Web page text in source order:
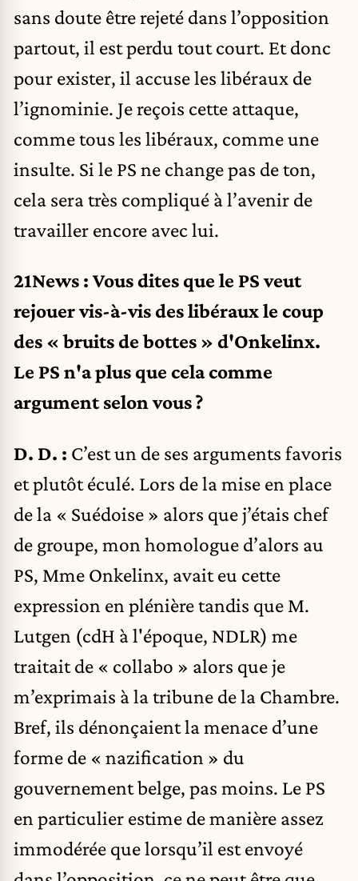
sans doute être rejeté dans l’opposition
partout, il est perdu tout court. Et donc
pour exister, il accuse les libéraux de
l’ignominie. Je reçois cette attaque,
comme tous les libéraux, comme une
insulte. Si le PS ne change pas de ton,
cela sera très compliqué à l’avenir de
travailler encore avec lui.
21News : Vous dites que le PS veut
rejouer vis-à-vis des libéraux le coup
des « bruits de bottes » d'Onkelinx.
Le PS n'a plus que cela comme
argument selon vous ?
D. D. : C’est un de ses arguments favoris
et plutôt éculé. Lors de la mise en place
de la « Suédoise » alors que j’étais chef
de groupe, mon homologue d’alors au
PS, Mme Onkelinx, avait eu cette
expression en plénière tandis que M.
Lutgen (cdH à l'époque, NDLR) me
traitait de « collabo » alors que je
m’exprimais à la tribune de la Chambre.
Bref, ils dénonçaient la menace d’une
forme de « nazification » du
gouvernement belge, pas moins. Le PS
en particulier estime de manière assez
immodérée que lorsqu’il est envoyé